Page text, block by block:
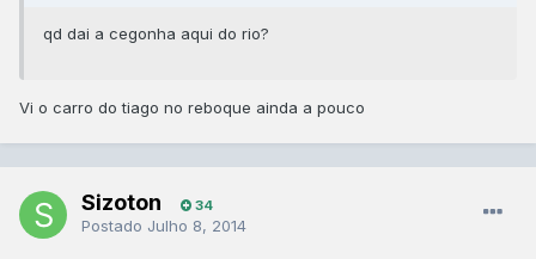
qd dai a cegonha aqui do rio?
Vi o carro do tiago no reboque ainda a pouco
Sizoton 34
Postado Julho 8, 2014